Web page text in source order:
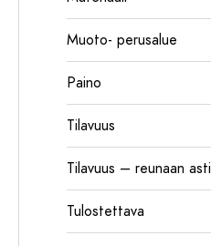
Muoto- perusalue
Paino
Tilavuus
Tilavuus – reunaan asti
Tulostettava